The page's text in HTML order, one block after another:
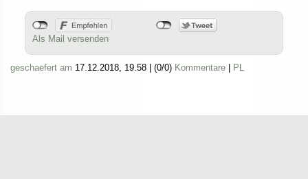
Als Mail versenden
geschaefert am 17.12.2018, 19.58 (0/0) Kommentare PL